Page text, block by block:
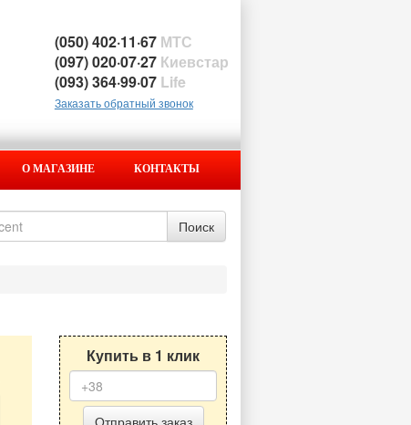
(050) 402·11·67 МТС
(097) 020·07·27 Киевстар
(093) 364·99·07 Life
Заказать обратный звонок
О МАГАЗИНЕ КОНТАКТЫ
Купить в 1 клик